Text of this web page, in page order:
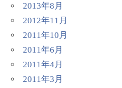
2013年8月
2012年11月
2011年10月
2011年6月
2011年4月
2011年3月